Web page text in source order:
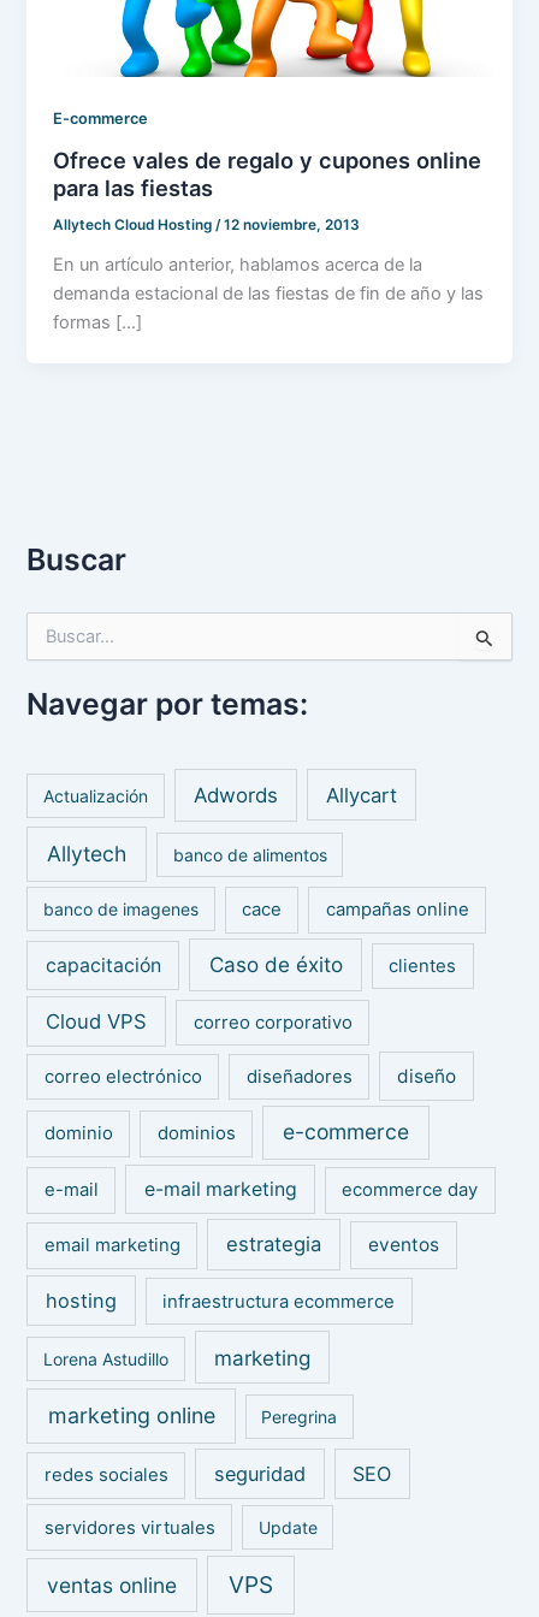
E-commerce
Ofrece vales de regalo y cupones online
para las fiestas
Allytech Cloud Hosting/12 noviembre, 2013
En un artículo anterior, hablamos acerca de la
demanda estacional de las fiestas de fin de año y las
formas […]
Buscar
u
c
p
r
Navegar por temas:
Actualización Adwords Allycart
Allytech banco de alimentos
banco de imagenes cace campañas online
capacitación Caso de éxito clientes
Cloud VPS correo corporativo
correo electrónico diseñadores diseño
dominio dominios e-commerce
e-mail e-mail marketing ecommerce day
email marketing estrategia eventos
hosting infraestructura ecommerce
Lorena Astudillo marketing
marketing online Peregrina
redes sociales seguridad SEO
servidores virtuales Update
ventas online VPS